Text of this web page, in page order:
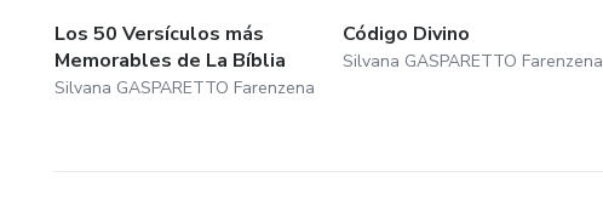
Los 50 Versículos más
Memorables de La Bíblia
Silvana GASPARETTO Farenzena
Código Divino
Silvana GASPARETTO Farenzena